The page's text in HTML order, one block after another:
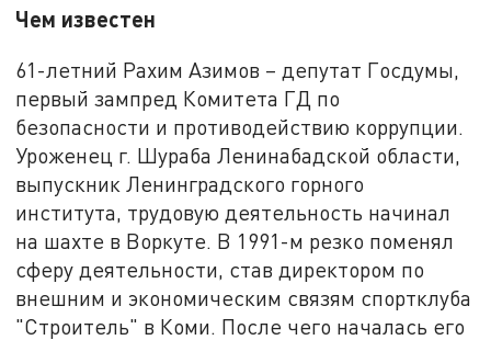
Чем известен
61-летний Рахим Азимов – депутат Госдумы,
первый зампред Комитета ГД по
безопасности и противодействию коррупции.
Уроженец г. Шураба Ленинабадской области,
выпускник Ленинградского горного
института, трудовую деятельность начинал
на шахте в Воркуте. В 1991-м резко поменял
сферу деятельности, став директором по
внешним и экономическим связям спортклуба
"Строитель" в Коми. После чего началась его